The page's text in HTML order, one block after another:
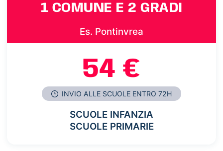
1 COMUNE E 2 GRADI
Es. Pontinvrea
54 €
INVIO ALLE SCUOLE ENTRO 72H
SCUOLE INFANZIA
SCUOLE PRIMARIE